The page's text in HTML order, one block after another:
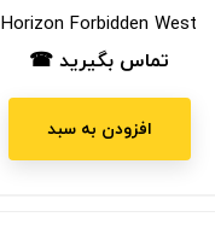
Horizon Forbidden West
قیمت
تماس بگیرید ☎
افزودن به سبد